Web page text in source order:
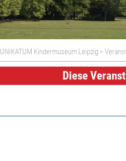
UNIKATUM Kindermuseum Leipzig >
Diese